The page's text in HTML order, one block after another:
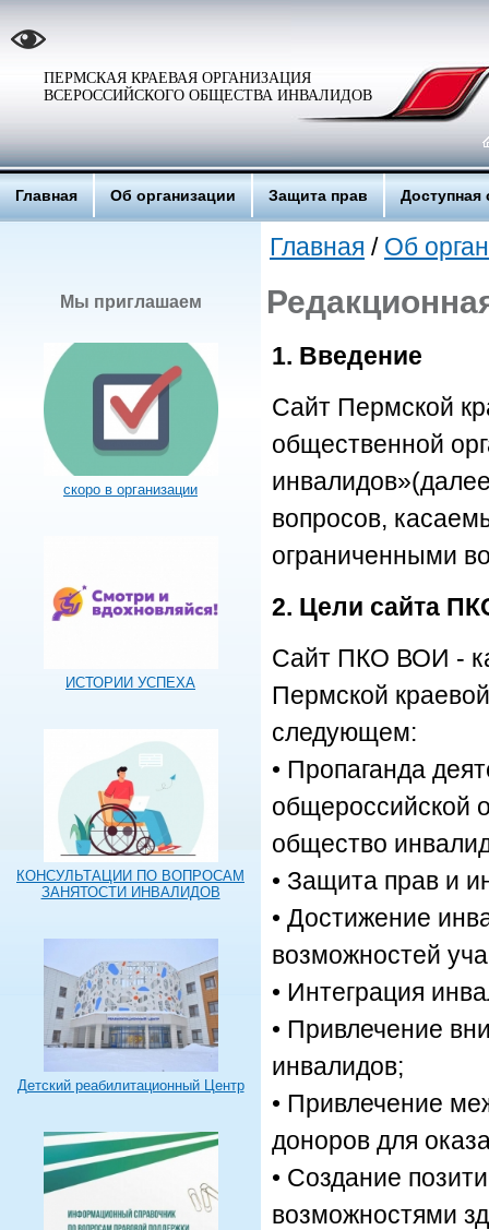
ПЕРМСКАЯ КРАЕВАЯ ОРГАНИЗАЦИЯ
ВСЕРОССИЙСКОГО ОБЩЕСТВА ИНВАЛИДОВ
Главная Об организации Защита прав Доступная
Мы приглашаем
скоро в организации
ИСТОРИИ УСПЕХА
КОНСУЛЬТАЦИИ ПО ВОПРОСАМ
ЗАНЯТОСТИ ИНВАЛИДОВ
Детский реабилитационный Центр
Главная / Об
1. Введение
Сайт Пермской
общественной
вопросов,
ограниченными
2. Цели сайта
Сайт ПКО ВОИ -
Пермской
следующем:
• Пропаганда
общероссийской
общество
• Защита прав и
• Достижение
возможностей
• Интеграция
• Привлечение
инвалидов;
• Привлечение
доноров для
• Создание
возможностями